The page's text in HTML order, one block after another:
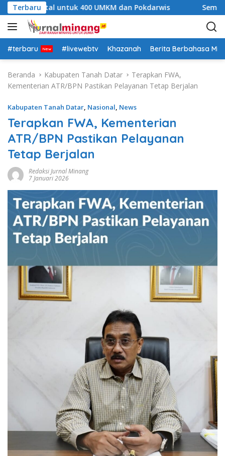
a
g
u
Terbaru
Digital untuk 400 UMKM dan Pokdarwis Semarak
#terbaru #livewebtv Khazanah Berita Berbahasa
Beranda Kabupaten Tanah Datar
Terapkan FWA,
Kementerian ATR/BPN Pastikan Pelayanan Tetap Berjalan
Kabupaten Tanah Datar, Nasional, News
Terapkan FWA, Kementerian
ATR/BPN Pastikan Pelayanan
Tetap Berjalan
Redaksi Jurnal Minang
7 Januari 2026